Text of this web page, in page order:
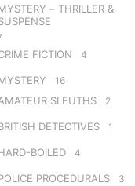
– THRILLER &
FICTION 4
16
SLEUTHS 2
DETECTIVES 1
BOILED 4
PROCEDURALS 3